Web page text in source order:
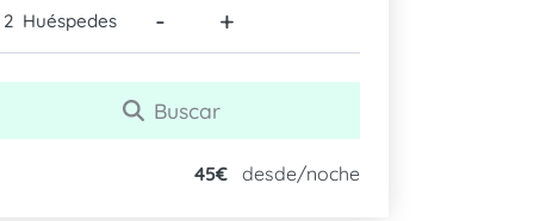
Huéspedes - +
Buscar
45€ desde/noche